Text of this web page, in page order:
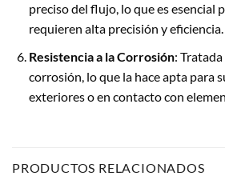
preciso del flujo, lo que es esencial
requieren alta precisión y eficiencia.
Resistencia a la Corrosión:
corrosión, lo que la hace apta para
exteriores o en contacto con
PRODUCTOS RELACIONADOS